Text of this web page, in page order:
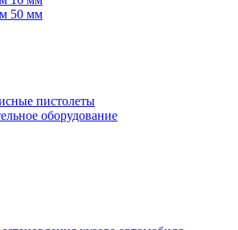
50 мм
пистолеты
оборудование